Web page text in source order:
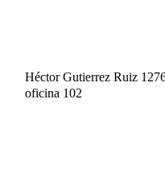
Héctor Gutierrez Ruiz
oficina 102